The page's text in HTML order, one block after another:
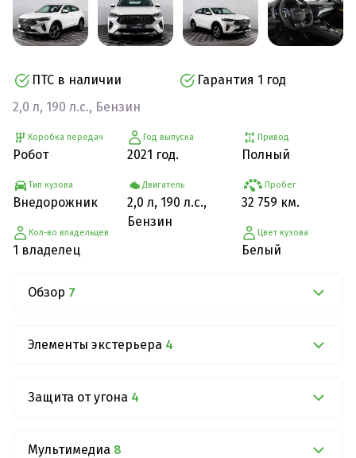
ПТС в наличии
Гарантия 1 год
2,0 л, 190 л.с., Бензин
Коробка передач
Робот
Тип кузова
Внедорожник
Кол-во владельцев
1 владелец
Год выпуска
2021 год.
Двигатель
2,0 л, 190 л.с.,
Бензин
Привод
Полный
Пробег
32 759 км.
Цвет кузова
Белый
Обзор 7
Элементы экстерьера 4
Защита от угона 4
Мультимедиа 8